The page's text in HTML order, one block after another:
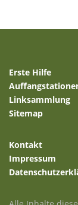
Erste Hilfe
Linksammlung
Sitemap
Kontakt
Impressum